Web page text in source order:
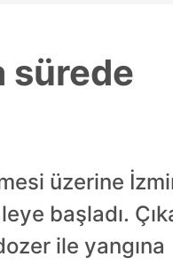
sürede
üzerine
başladı.
ile yangına